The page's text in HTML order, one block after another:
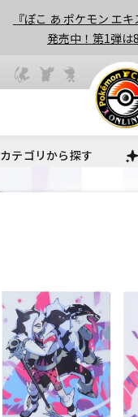
『ぽこ あ ポケモン エ
発売中！第1弾は
カテゴリから探す